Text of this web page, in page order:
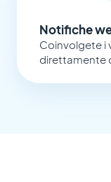
Notifiche
Coinvolgete i
direttamente